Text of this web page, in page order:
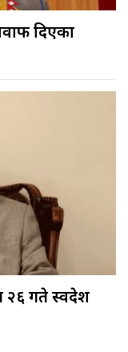
दिएका
२६ गते स्वदेश